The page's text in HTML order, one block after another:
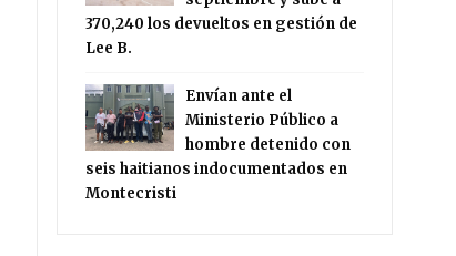
370,240 los devueltos en gestión de
Lee B.
Envían ante el
Ministerio Público a
hombre detenido con
seis haitianos indocumentados en
Montecristi